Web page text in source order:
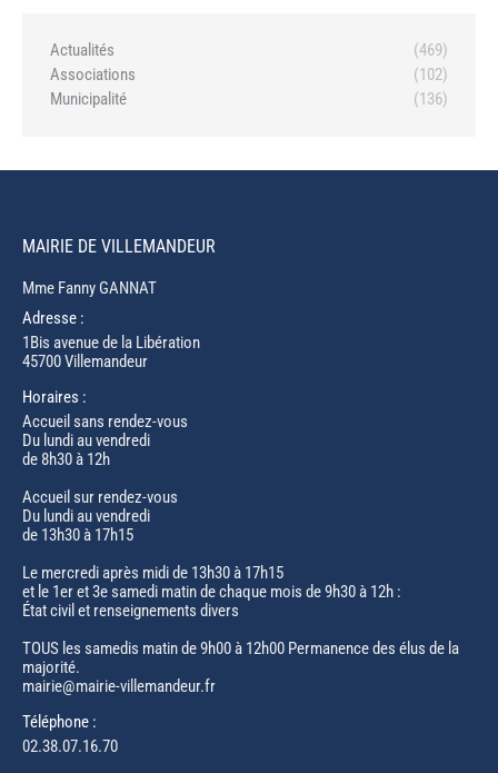
Actualités
(469)
Associations
(102)
Municipalité
(136)
MAIRIE DE VILLEMANDEUR
Mme Fanny GANNAT
Adresse :
1Bis avenue de la Libération
45700 Villemandeur
Horaires :
Accueil sans rendez-vous
Du lundi au vendredi
de 8h30 à 12h
Accueil sur rendez-vous
Du lundi au vendredi
de 13h30 à 17h15
Le mercredi après midi de 13h30 à 17h15
et le 1er et 3e samedi matin de chaque mois de 9h30 à 12h :
État civil et renseignements divers
TOUS les samedis matin de 9h00 à 12h00 Permanence des élus de la
majorité.
mairie@mairie-villemandeur.fr
Téléphone :
02.38.07.16.70